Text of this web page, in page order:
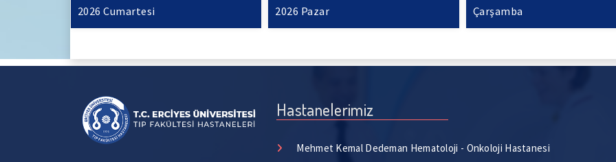
2026 Pazar
Çarşamba
Çarşamba
Hastanelerimiz
Mehmet Kemal Dedeman Hematoloji - Onkoloji Hastanesi